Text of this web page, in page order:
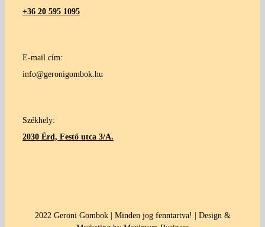
+36 20 595 1095
E-mail cím:
info@geronigombok.hu
Székhely:
2030 Érd, Festő utca 3/A.
2022 Geroni Gombok | Minden jog fenntartva! | Design &